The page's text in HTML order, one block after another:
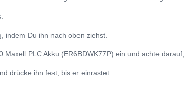
indem Du ihn nach oben ziehst.
Maxell PLC Akku (ER6BDWK77P) ein und achte
drücke ihn fest, bis er einrastet.